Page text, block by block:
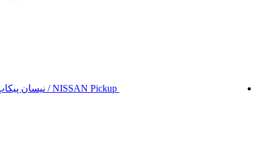
NISSAN Pickup / نیسان پیکاپ